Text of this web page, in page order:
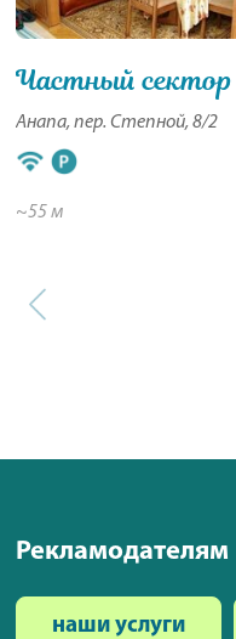
Частный
Анапа, пер. Степной, 8/2
~55 м
Рекламодателям
наши услуги